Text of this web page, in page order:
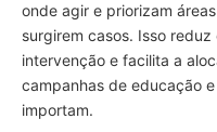
onde agir e priorizam
surgirem casos. Isso
intervenção e facilita a
campanhas de educação
importam.